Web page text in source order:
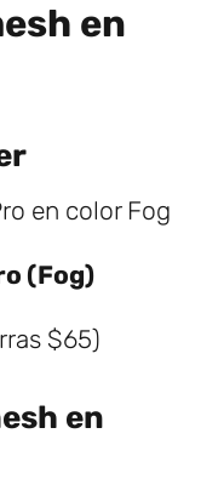
en
(Fog)
$65)
en